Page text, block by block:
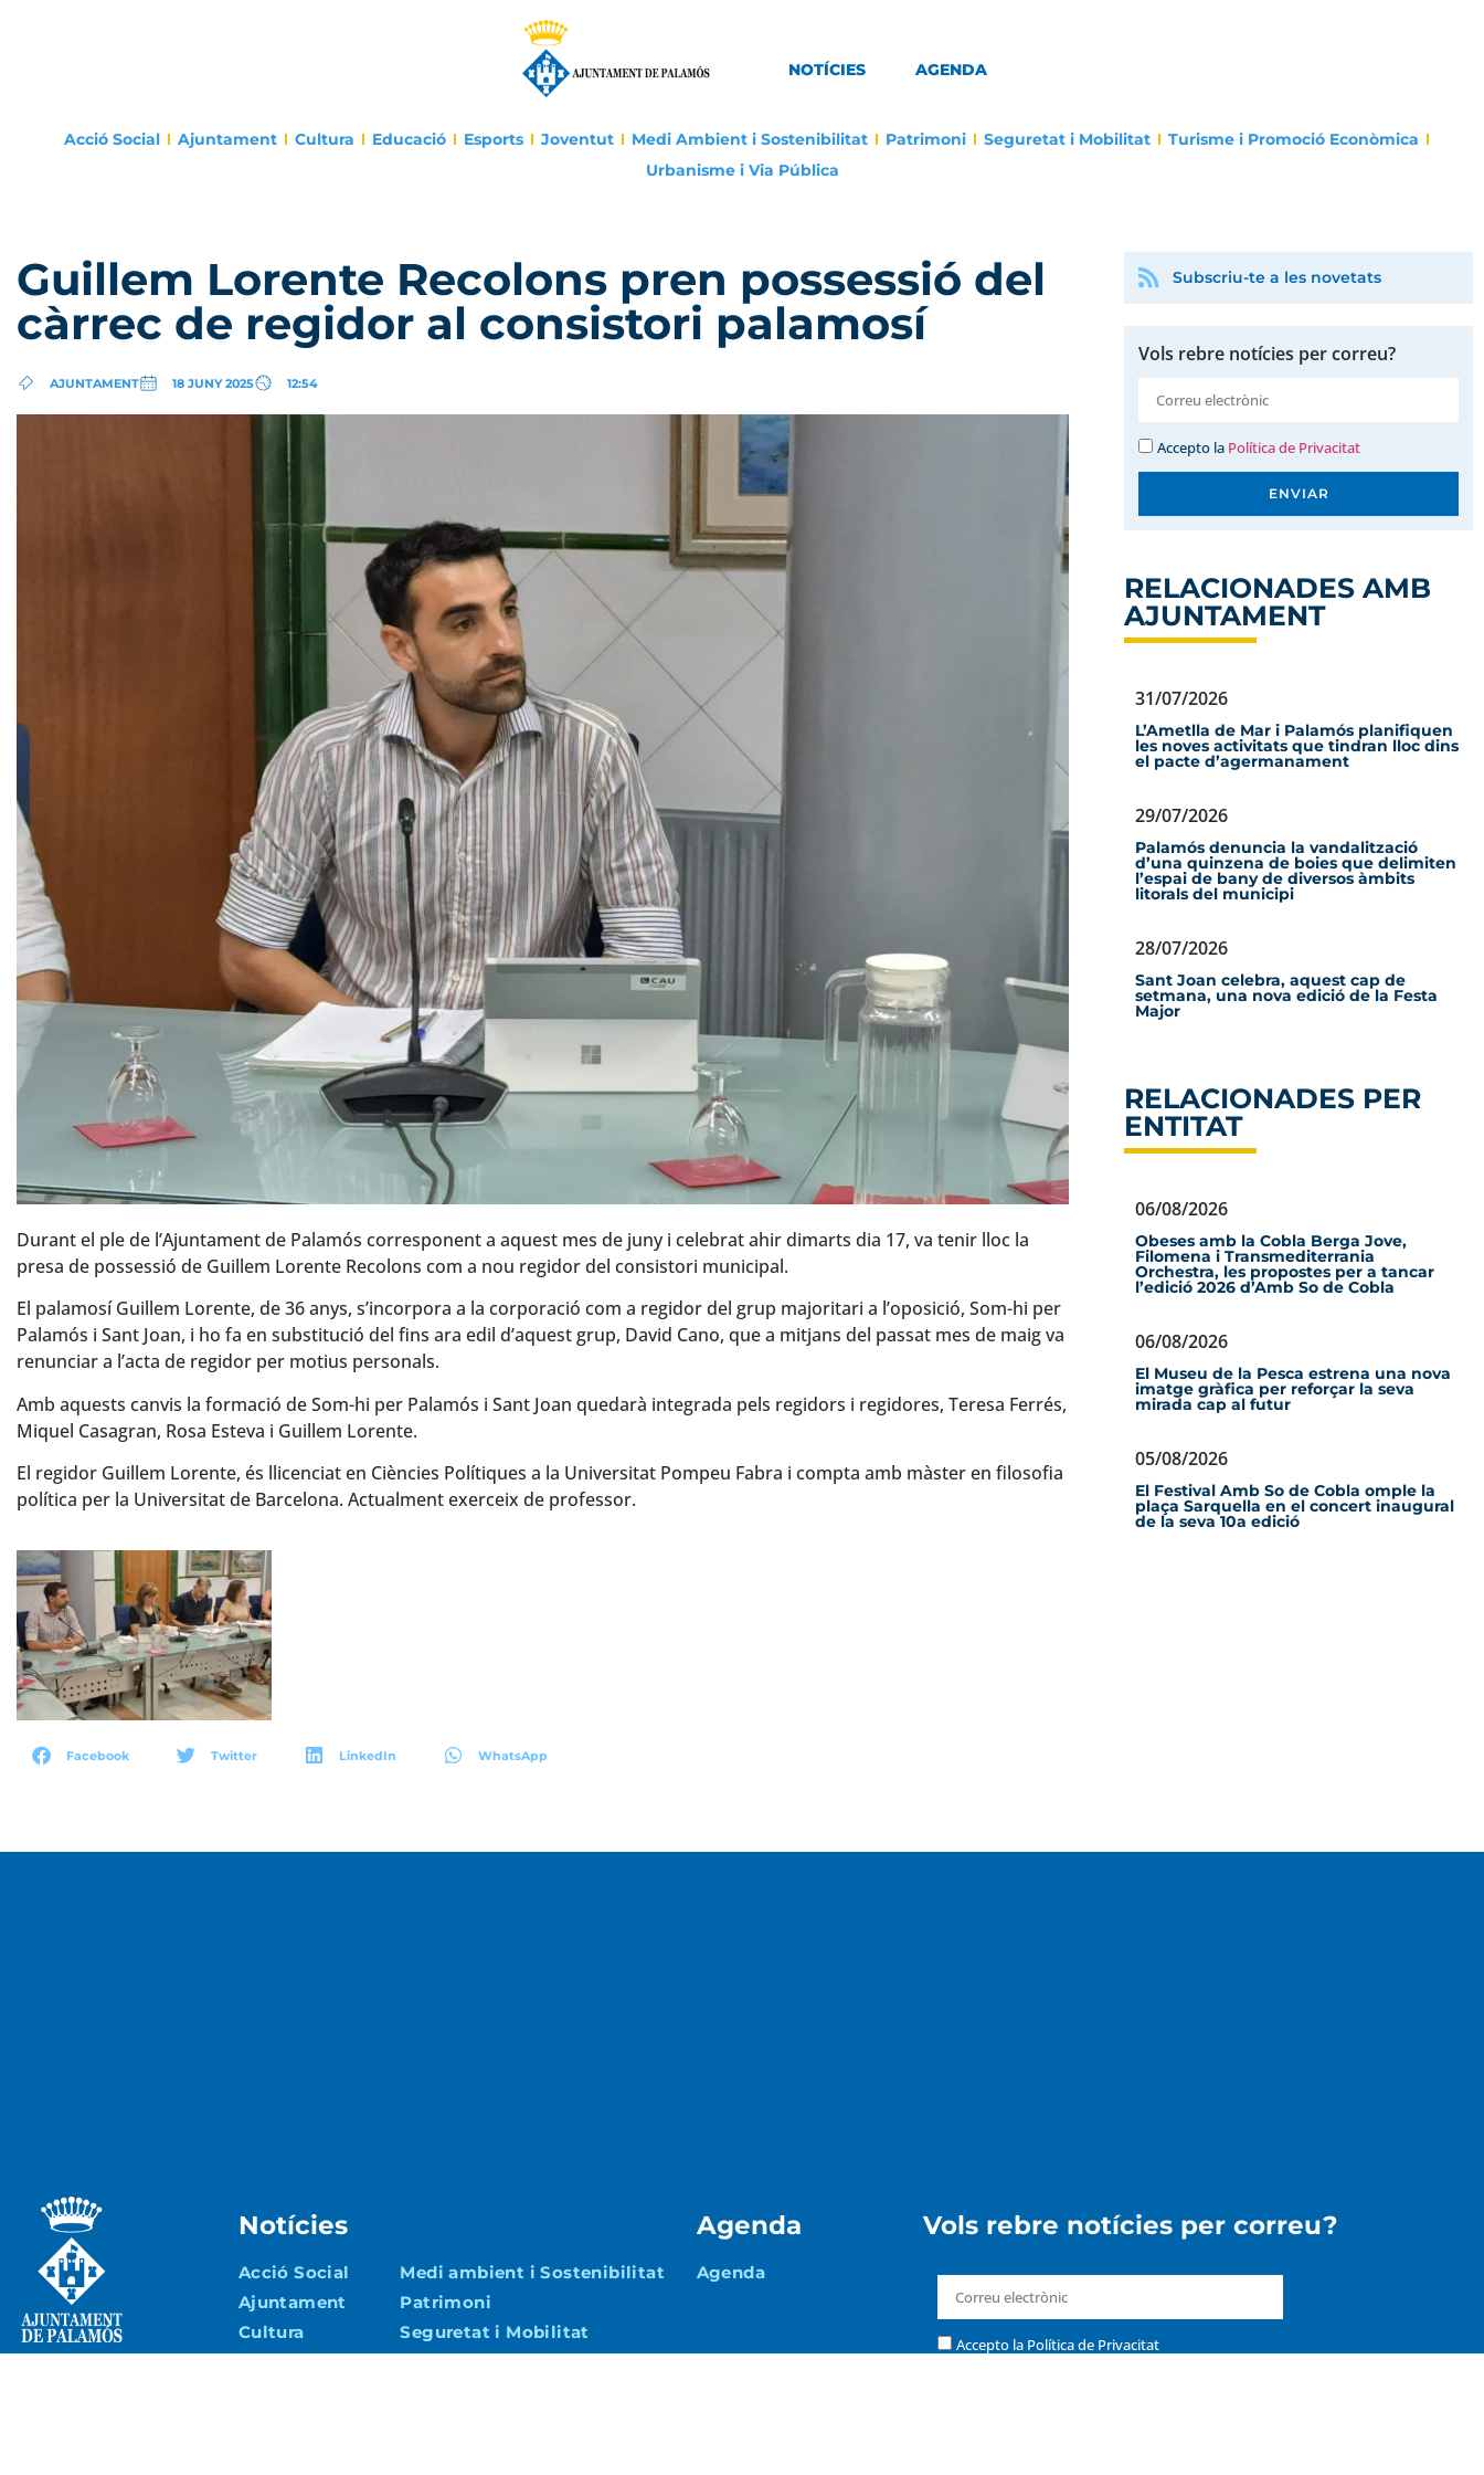
NOTÍCIES AGENDA
Acció Social Ajuntament Cultura Educació Esports Joventut Medi Ambient i Sostenibilitat Patrimoni Seguretat i Mobilitat
Turisme i Promoció Econòmica
Urbanisme i Via Pública
Guillem Lorente Recolons pren possessió del
càrrec de regidor al consistori palamosí
AJUNTAMENT 18 JUNY 2025 12:54
Durant el ple de l’Ajuntament de Palamós corresponent a aquest mes de juny i celebrat ahir dimarts dia 17, va tenir lloc la
presa de possessió de Guillem Lorente Recolons com a nou regidor del consistori municipal.
El palamosí Guillem Lorente, de 36 anys, s’incorpora a la corporació com a regidor del grup majoritari a l’oposició, Som-hi per
Palamós i Sant Joan, i ho fa en substitució del fins ara edil d’aquest grup, David Cano, que a mitjans del passat mes de maig va
renunciar a l’acta de regidor per motius personals.
Amb aquests canvis la formació de Som-hi per Palamós i Sant Joan quedarà integrada pels regidors i regidores, Teresa Ferrés,
Miquel Casagran, Rosa Esteva i Guillem Lorente.
El regidor Guillem Lorente, és llicenciat en Ciències Polítiques a la Universitat Pompeu Fabra i compta amb màster en filosofia
política per la Universitat de Barcelona. Actualment exerceix de professor.
Facebook Twitter LinkedIn WhatsApp
Subscriu-te a les novetats
Vols rebre notícies per correu?
Accepto la Política de Privacitat
ENVIAR
RELACIONADES AMB
AJUNTAMENT
31/07/2026
L’Ametlla de Mar i Palamós planifiquen
les noves activitats que tindran lloc dins
el pacte d’agermanament
29/07/2026
Palamós denuncia la vandalització
d’una quinzena de boies que delimiten
l’espai de bany de diversos àmbits
litorals del municipi
28/07/2026
Sant Joan celebra, aquest cap de
setmana, una nova edició de la Festa
Major
RELACIONADES PER
ENTITAT
06/08/2026
Obeses amb la Cobla Berga Jove,
Filomena i Transmediterrania
Orchestra, les propostes per a tancar
l’edició 2026 d’Amb So de Cobla
06/08/2026
El Museu de la Pesca estrena una nova
imatge gràfica per reforçar la seva
mirada cap al futur
05/08/2026
El Festival Amb So de Cobla omple la
plaça Sarquella en el concert inaugural
de la seva 10a edició
Notícies Agenda Vols rebre notícies per correu?
Acció Social
Ajuntament
Cultura
Medi ambient i Sostenibilitat
Patrimoni
Seguretat i Mobilitat
Agenda
Accepto la Política de Privacitat